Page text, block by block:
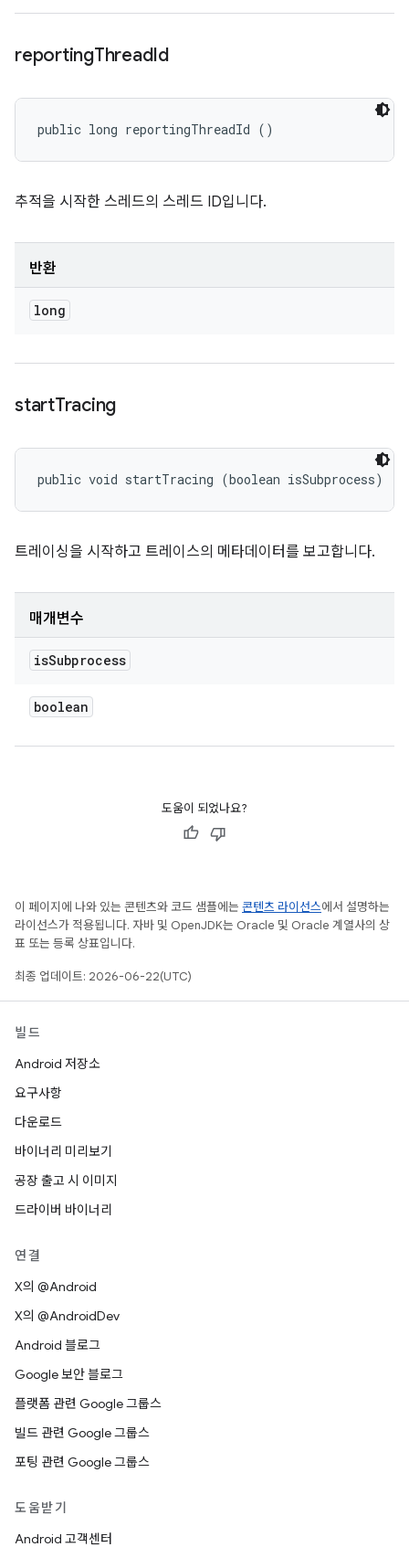
reportingThreadId
public long reportingThreadId ()
추적을 시작한 스레드의 스레드 ID입니다.
반환
long
startTracing
public void startTracing (boolean isSubprocess)
트레이싱을 시작하고 트레이스의 메타데이터를 보고합니다.
매개변수
isSubprocess
boolean
도움이 되었나요?
이 페이지에 나와 있는 콘텐츠와 코드 샘플에는 콘텐츠 라이선스에서 설명하는
라이선스가 적용됩니다. 자바 및 OpenJDK는 Oracle 및 Oracle 계열사의 상
표 또는 등록 상표입니다.
최종 업데이트: 2026-06-22(UTC)
빌드
Android 저장소
요구사항
다운로드
바이너리 미리보기
공장 출고 시 이미지
드라이버 바이너리
연결
X의 @Android
X의 @AndroidDev
Android 블로그
Google 보안 블로그
플랫폼 관련 Google 그룹스
빌드 관련 Google 그룹스
포팅 관련 Google 그룹스
도움받기
Android 고객센터